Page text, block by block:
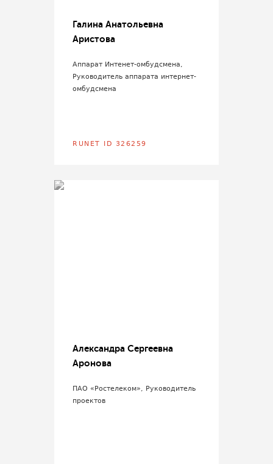
Галина Анатольевна
Аристова
Аппарат Интенет-омбудсмена,
Руководитель аппарата интернет-
омбудсмена
RUNET ID 326259
Александра Сергеевна
Аронова
ПАО «Ростелеком», Руководитель
проектов